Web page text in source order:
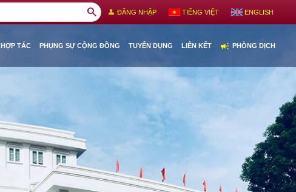
search person ĐĂNG NHẬP TIẾNG VIỆT ENGLISH
HỢP TÁC PHỤNG SỰ CỘNG ĐỒNG TUYỂN DỤNG LIÊN KẾT campaign PHÒNG DỊCH